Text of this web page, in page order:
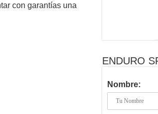
con garantías una
ENDURO
Nombre: